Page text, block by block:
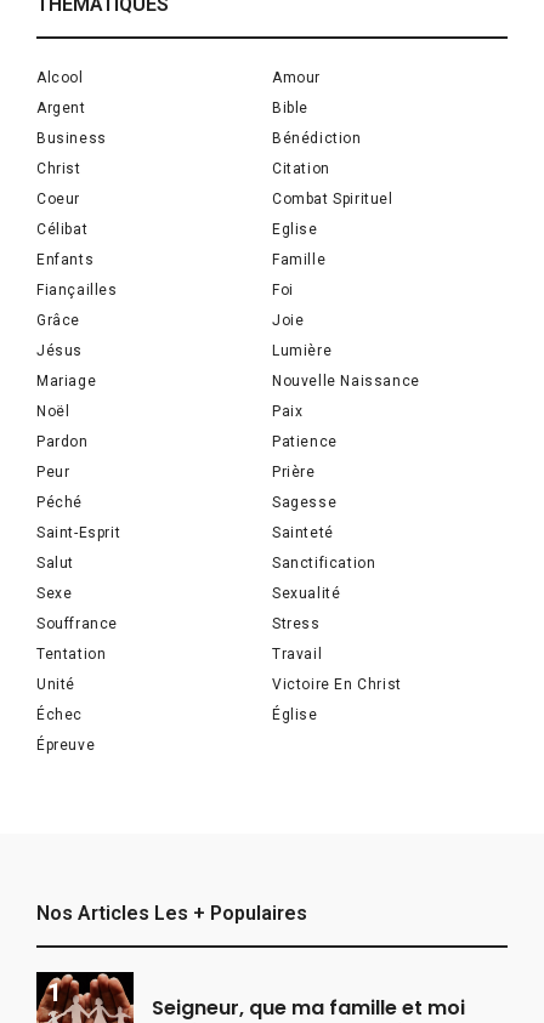
Alcool
Amour
Argent
Bible
Business
Bénédiction
Christ
Citation
Coeur
Combat Spirituel
Célibat
Eglise
Enfants
Famille
Fiançailles
Foi
Grâce
Joie
Jésus
Lumière
Mariage
Nouvelle Naissance
Noël
Paix
Pardon
Patience
Peur
Prière
Péché
Sagesse
Saint-Esprit
Sainteté
Salut
Sanctification
Sexe
Sexualité
Souffrance
Stress
Tentation
Travail
Unité
Victoire En Christ
Échec
Église
Épreuve
Nos Articles Les + Populaires
Seigneur, que ma famille et moi